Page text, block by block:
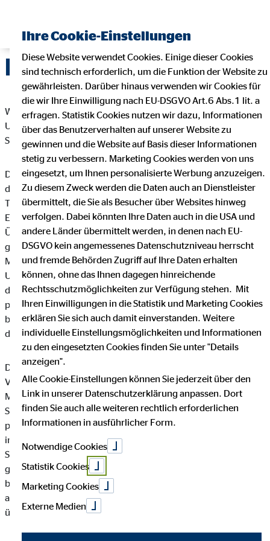
Datenschutz
Wir freuen uns sehr über Ihr Interesse an unserem
Unternehmen. Datenschutz hat einen besonders hohen
Stellenwert bei der OVB Vermögensberatung AG.
Die Verarbeitung personenbezogener Daten, beispielsweise
des Namens, der Anschrift, E-Mail-Adresse oder
Telefonnummer einer betroffenen Person, erfolgt stets im
Einklang mit der Datenschutz-Grundverordnung und in
Übereinstimmung mit den für die OVB Vermögensberatung AG
geltenden landesspezifischen Datenschutzbestimmungen.
Mittels dieser Datenschutzerklärung möchte unser
Unternehmen die Öffentlichkeit über Art, Umfang und Zweck
der von uns erhobenen, genutzten und verarbeiteten
personenbezogenen Daten informieren. Ferner werden
betroffene Personen mittels dieser Datenschutzerklärung über
die ihnen zustehenden Rechte aufgeklärt.
Die OVB Vermögensberatung AG hat als für die Verarbeitung
Verantwortlicher zahlreiche technische und organisatorische
Maßnahmen umgesetzt, um einen möglichst lückenlosen
Schutz der über diese Internetseite verarbeiteten
personenbezogenen Daten sicherzustellen. Dennoch können
internetbasierte Datenübertragungen grundsätzlich
Sicherheitslücken aufweisen, sodass ein absoluter Schutz nicht
gewährleistet werden kann. Aus diesem Grund steht es jeder
betroffenen Person frei, personenbezogene Daten auch auf
alternativen Wegen, beispielsweise telefonisch, an uns zu
übermitteln.
Ihre Cookie-Einstellungen
Diese Website verwendet Cookies. Einige dieser Cookies
sind technisch erforderlich, um die Funktion der Website zu
gewährleisten. Darüber hinaus verwenden wir Cookies für
die wir Ihre Einwilligung nach EU-DSGVO Art.6 Abs.1 lit. a
erfragen. Statistik Cookies nutzen wir dazu, Informationen
über das Benutzerverhalten auf unserer Website zu
gewinnen und die Website auf Basis dieser Informationen
stetig zu verbessern. Marketing Cookies werden von uns
eingesetzt, um Ihnen personalisierte Werbung anzuzeigen.
Zu diesem Zweck werden die Daten auch an Dienstleister
übermittelt, die Sie als Besucher über Websites hinweg
verfolgen. Dabei könnten Ihre Daten auch in die USA und
andere Länder übermittelt werden, in denen nach EU-
DSGVO kein angemessenes Datenschutzniveau herrscht
und fremde Behörden Zugriff auf Ihre Daten erhalten
können, ohne das Ihnen dagegen hinreichende
Rechtsschutzmöglichkeiten zur Verfügung stehen. Mit
Ihren Einwilligungen in die Statistik und Marketing Cookies
erklären Sie sich auch damit einverstanden. Weitere
individuelle Einstellungsmöglichkeiten und Informationen
zu den eingesetzten Cookies finden Sie unter "Details
anzeigen".
Alle Cookie-Einstellungen können Sie jederzeit über den
Link in unserer Datenschutzerklärung anpassen. Dort
finden Sie auch alle weiteren rechtlich erforderlichen
Informationen in ausführlicher Form.
Notwendige Cookies
Statistik Cookies
Marketing Cookies
Externe Medien